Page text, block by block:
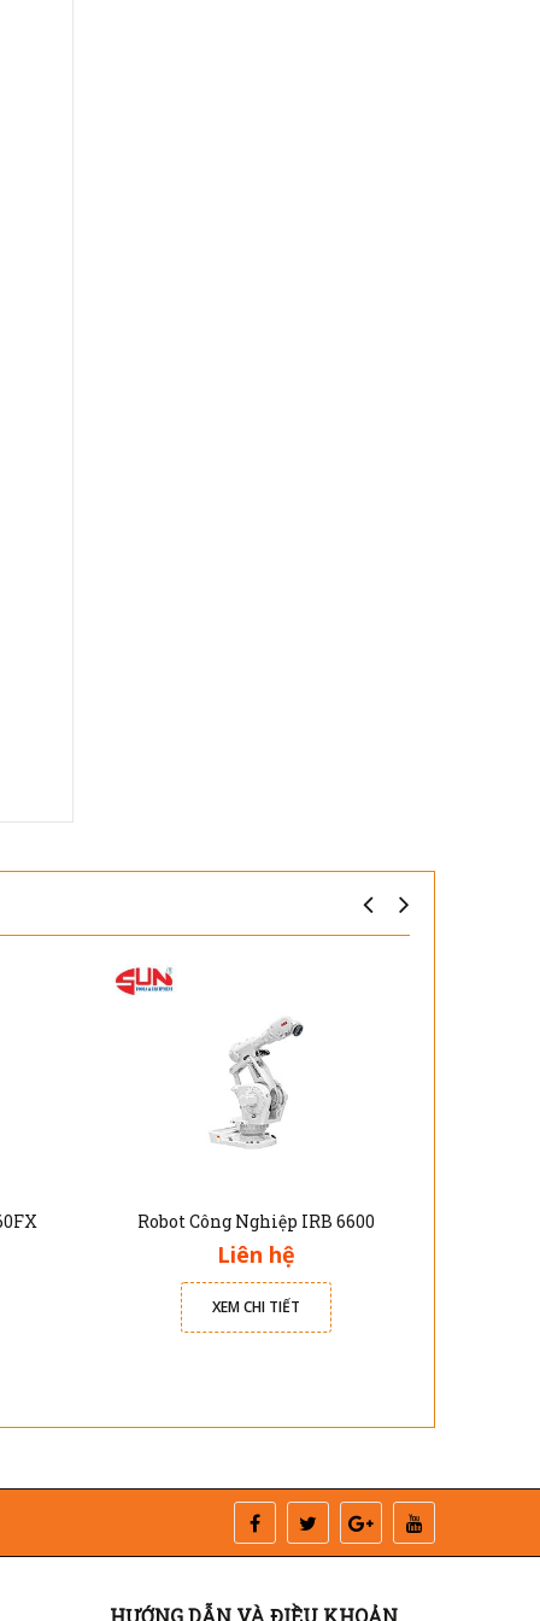
Robot Công Nghiệp IRB 6600
Liên hệ
XEM CHI TIẾT
HƯỚNG DẪN VÀ ĐIỀU KHOẢN